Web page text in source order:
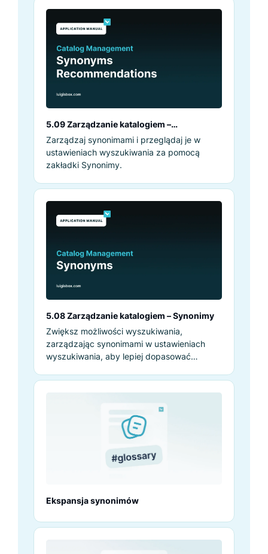
5.09 Zarządzanie katalogiem –
Rekomendacje synonimów
Zarządzaj synonimami i przeglądaj je w
ustawieniach wyszukiwania za pomocą
zakładki Synonimy.
5.08 Zarządzanie katalogiem – Synonimy
Zwiększ możliwości wyszukiwania,
zarządzając synonimami w ustawieniach
wyszukiwania, aby lepiej dopasować
Ekspansja synonimów